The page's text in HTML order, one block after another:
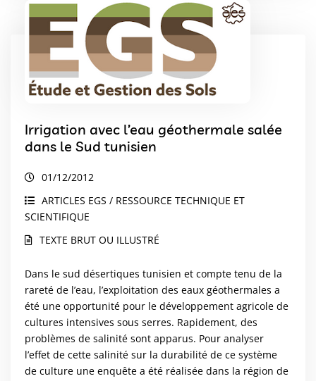
Irrigation avec l’eau géothermale salée
dans le Sud tunisien
01/12/2012
ARTICLES EGS / RESSOURCE TECHNIQUE ET
SCIENTIFIQUE
TEXTE BRUT OU ILLUSTRÉ
Dans le sud désertiques tunisien et compte tenu de la
rareté de l’eau, l’exploitation des eaux géothermales a
été une opportunité pour le développement agricole de
cultures intensives sous serres. Rapidement, des
problèmes de salinité sont apparus. Pour analyser
l’effet de cette salinité sur la durabilité de ce système
de culture une enquête a été réalisée dans la région de